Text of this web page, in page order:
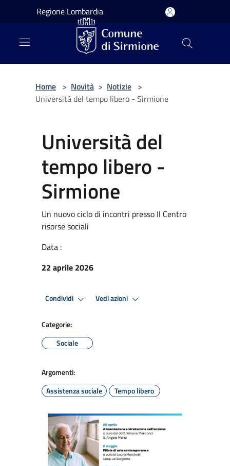
Salta al contenuto principale
Regione Lombardia
Home > Novità > Notizie >
Università del tempo libero - Sirmione
Università del
tempo libero -
Sirmione
Un nuovo ciclo di incontri presso Il Centro
risorse sociali
Data :
22 aprile 2026
Condividi Vedi azioni
Categorie:
Sociale
Argomenti:
Assistenza sociale
Tempo libero